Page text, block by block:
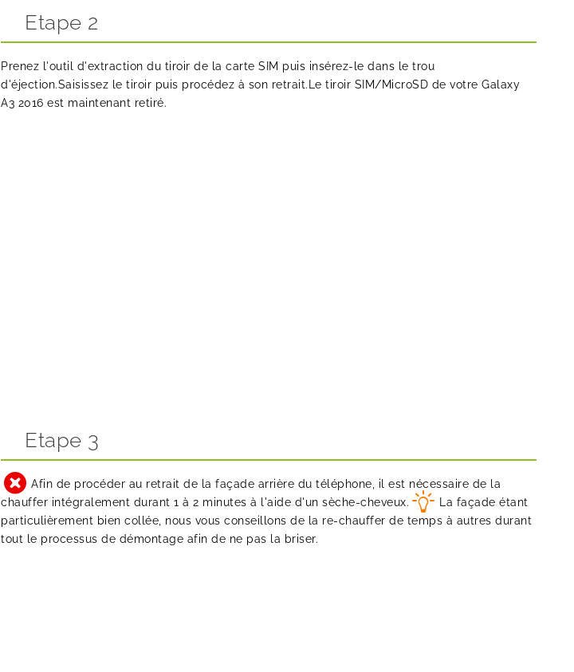
Etape 2
Prenez l'outil d'extraction du tiroir de la carte SIM puis insérez-le dans le trou
d'éjection.Saisissez le tiroir puis procédez à son retrait.Le tiroir SIM/MicroSD de votre Galaxy
A3 2016 est maintenant retiré.
Etape 3
Afin de procéder au retrait de la façade arrière du téléphone, il est nécessaire de la
chauffer intégralement durant 1 à 2 minutes à l'aide d'un sèche-cheveux.
La façade étant
particulièrement bien collée, nous vous conseillons de la re-chauffer de temps à autres durant
tout le processus de démontage afin de ne pas la briser.